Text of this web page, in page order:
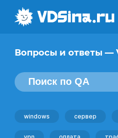
Вопросы и ответы —
windows сервер